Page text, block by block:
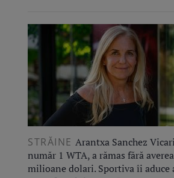
STRĂINE Arantxa Sanchez
număr 1 WTA, a rămas fără
milioane dolari. Sportiva îi aduce